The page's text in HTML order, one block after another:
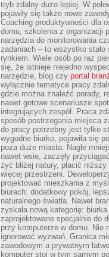
tryb zdalny dużo lepiej. W
pojawiły się także nowe
Coaching produktywności dla
domu, szkolenia z organizacji
narzędzia do monitorowania
zadaniach – to wszystko stało
rynkiem. Wiele osób po raz
się, że istnieje niejedno
narzędzie, blog czy portal
wyłącznie tematyce pracy
gdzie można znaleźć porady,
nawet gotowe scenariusze
integrujących zespół. Praca
sposób postrzegania miejsca
do pracy potrzebny jest tylko
wygodne biurko, pojawiła się
poza duże miasta. Nagle
nawet wsie, zaczęły
żyć bliżej natury, płacić
więcej przestrzeni.
projektować mieszkania z
biurach: dodatkowy pokój,
naturalnego światła. Nawet
zyskała nową kategorię: biurka
zaprojektowane specjalnie do
przy komputerze w domu. Nie
ignorować wyzwań. Granica
zawodowym a prywatnym
komputer stoi w tym samym